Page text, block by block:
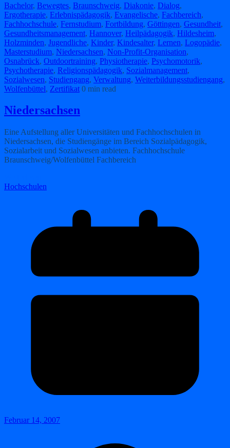
Bachelor, Bewegtes, Braunschweig, Diakonie, Dialog,
Ergotherapie, Erlebnispädagogik, Evangelische, Fachbereich,
Fachhochschule, Fernstudium, Fortbildung, Göttingen, Gesundheit,
Gesundheitsmanagement, Hannover, Heilpädagogik, Hildesheim,
Holzminden, Jugendliche, Kinder, Kindesalter, Lernen, Logopädie,
Masterstudium, Niedersachsen, Non-Profit-Organisation,
Osnabrück, Outdoortraining, Physiotherapie, Psychomotorik,
Psychotherapie, Religionspädagogik, Sozialmanagement,
Sozialwesen, Studiengang, Verwaltung, Weiterbildungsstudiengang,
Wolfenbüttel, Zertifikat 0 min read
Niedersachsen
Eine Aufstellung aller Universitäten und Fachhochschulen in
Niedersachsen, die Studiengänge im Bereich Sozialpädagogik,
Sozialarbeit und Sozialwesen anbieten. Fachhochschule
Braunschweig/Wolfenbüttel Fachbereich
Hochschulen
Februar 14, 2007